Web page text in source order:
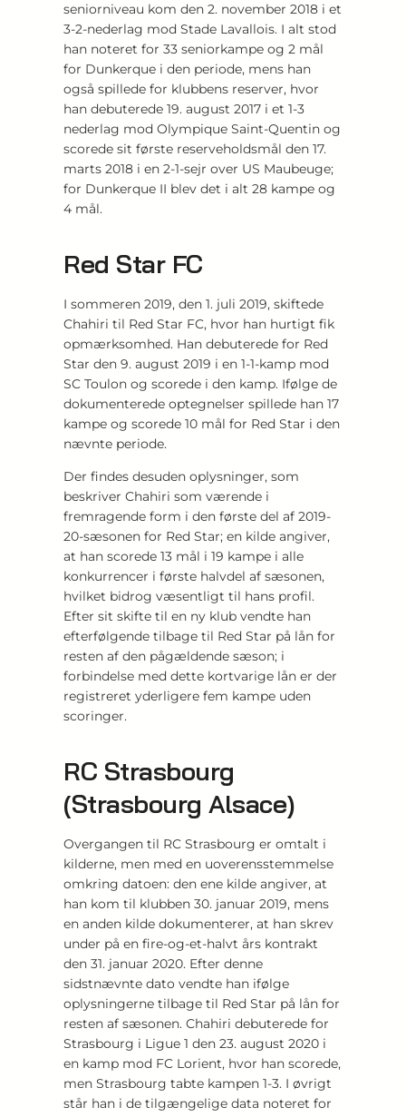
seniorniveau kom den 2. november 2018 i et
3-2-nederlag mod Stade Lavallois. I alt stod
han noteret for 33 seniorkampe og 2 mål
for Dunkerque i den periode, mens han
også spillede for klubbens reserver, hvor
han debuterede 19. august 2017 i et 1-3
nederlag mod Olympique Saint-Quentin og
scorede sit første reserveholdsmål den 17.
marts 2018 i en 2-1-sejr over US Maubeuge;
for Dunkerque II blev det i alt 28 kampe og
4 mål.
Red Star FC
I sommeren 2019, den 1. juli 2019, skiftede
Chahiri til Red Star FC, hvor han hurtigt fik
opmærksomhed. Han debuterede for Red
Star den 9. august 2019 i en 1-1-kamp mod
SC Toulon og scorede i den kamp. Ifølge de
dokumenterede optegnelser spillede han 17
kampe og scorede 10 mål for Red Star i den
nævnte periode.
Der findes desuden oplysninger, som
beskriver Chahiri som værende i
fremragende form i den første del af 2019-
20-sæsonen for Red Star; en kilde angiver,
at han scorede 13 mål i 19 kampe i alle
konkurrencer i første halvdel af sæsonen,
hvilket bidrog væsentligt til hans profil.
Efter sit skifte til en ny klub vendte han
efterfølgende tilbage til Red Star på lån for
resten af den pågældende sæson; i
forbindelse med dette kortvarige lån er der
registreret yderligere fem kampe uden
scoringer.
RC Strasbourg
(Strasbourg Alsace)
Overgangen til RC Strasbourg er omtalt i
kilderne, men med en uoverensstemmelse
omkring datoen: den ene kilde angiver, at
han kom til klubben 30. januar 2019, mens
en anden kilde dokumenterer, at han skrev
under på en fire-og-et-halvt års kontrakt
den 31. januar 2020. Efter denne
sidstnævnte dato vendte han ifølge
oplysningerne tilbage til Red Star på lån for
resten af sæsonen. Chahiri debuterede for
Strasbourg i Ligue 1 den 23. august 2020 i
en kamp mod FC Lorient, hvor han scorede,
men Strasbourg tabte kampen 1-3. I øvrigt
står han i de tilgængelige data noteret for